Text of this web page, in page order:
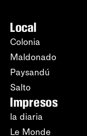
Local
Colonia
Maldonado
Paysandú
Salto
Impresos
la diaria
Le Monde